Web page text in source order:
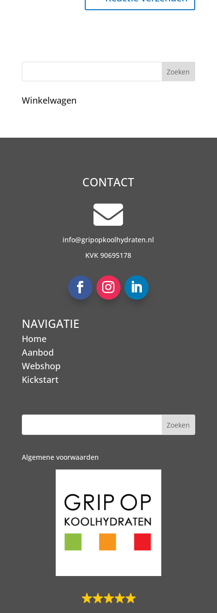
Winkelwagen
CONTACT

info@gripopkoolhydraten.nl
KVK 90695178
NAVIGATIE
Home
Aanbod
Webshop
Kickstart
Algemene voorwaarden